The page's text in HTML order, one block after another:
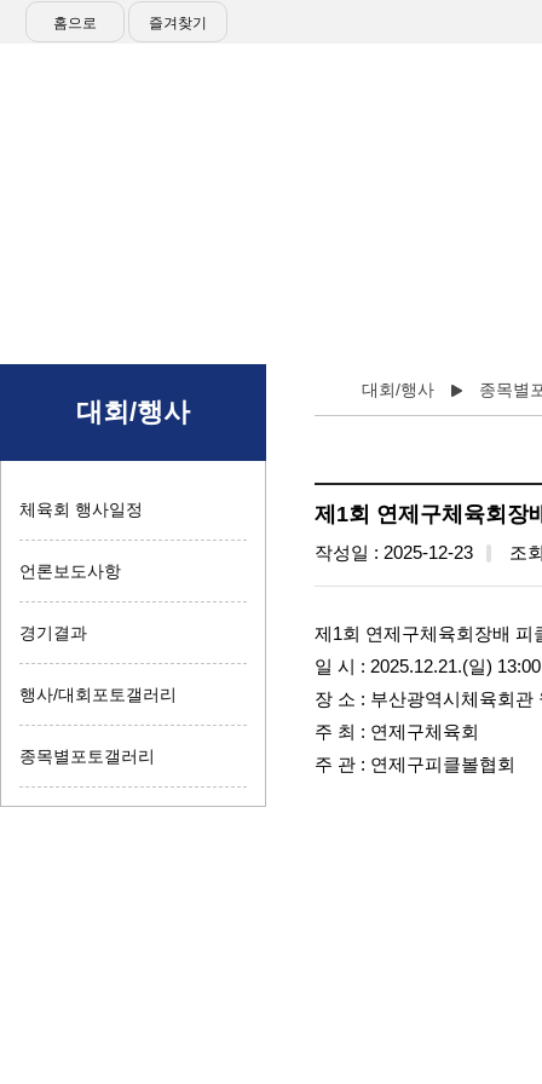
홈으로 즐겨찾기
대회/행사
체육회 행사일정
언론보도사항
경기결과
행사/대회포토갤러리
종목별포토갤러리
대회/행사 종목별
제1회 연제구체육회장
작성일 : 2025-12-23 조
제1회 연제구체육회장배 피
일 시 : 2025.12.21.(일) 13:00
장 소 : 부산광역시체육회관
주 최 : 연제구체육회
주 관 : 연제구피클볼협회